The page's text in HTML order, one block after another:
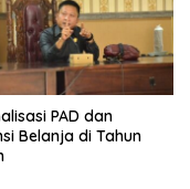
PAD dan
Belanja di Tahun